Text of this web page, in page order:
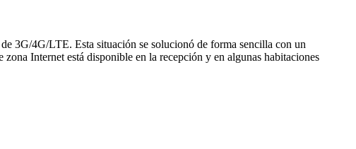
3G/4G/LTE. Esta situación se solucionó de forma sencilla con un
Internet está disponible en la recepción y en algunas habitaciones